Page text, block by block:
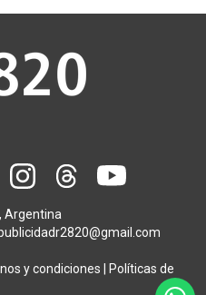
Argentina
y condiciones
Políticas de